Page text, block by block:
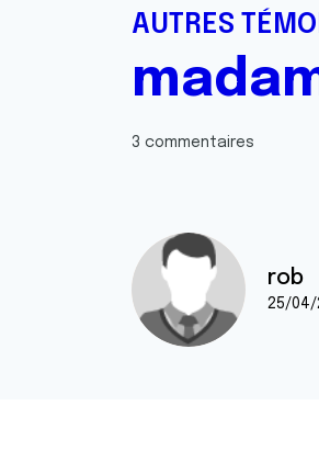
AUTRES
3 commentaires
rob
25/04/